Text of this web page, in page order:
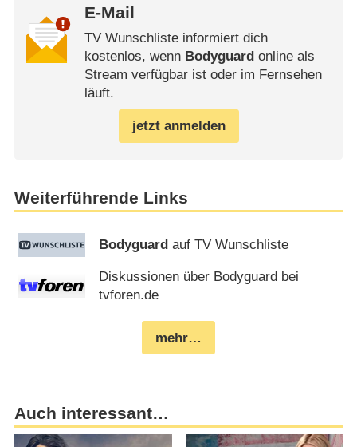
E-Mail
TV Wunschliste informiert dich
kostenlos, wenn Bodyguardonline als
Stream verfügbar ist oder im Fernsehen
läuft.
jetzt anmelden
Weiterführende Links
Bodyguard auf TV Wunschliste
Diskussionen über Bodyguard bei
tvforen.de
mehr…
Auch interessant…